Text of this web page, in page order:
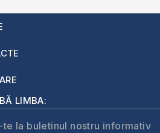
LIMBA:
te la buletinul nostru informativ